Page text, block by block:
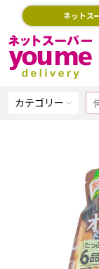
ネットス
カテゴリー